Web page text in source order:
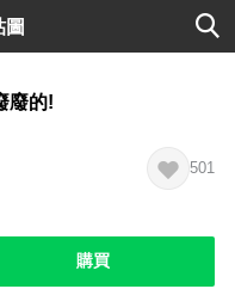
圖
廢的!
501
購買